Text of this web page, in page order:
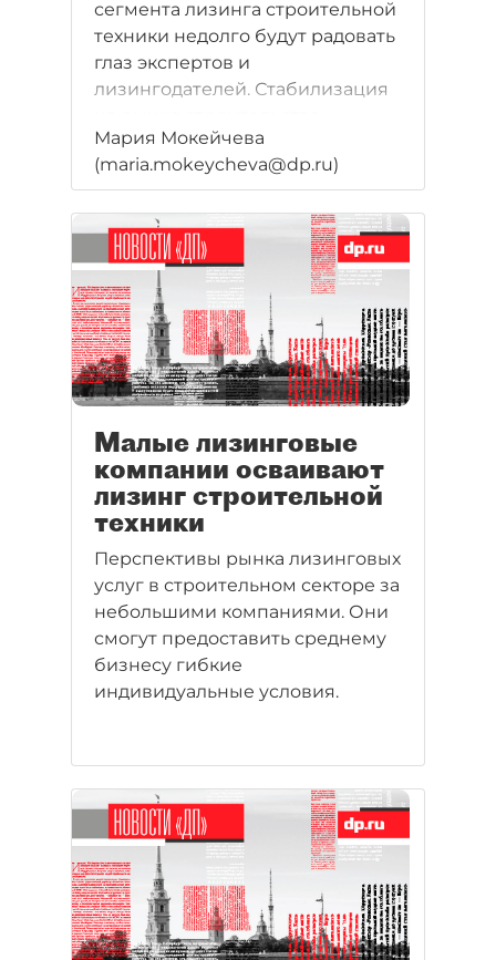
сегмента лизинга строительной
техники недолго будут радовать
глаз экспертов и
лизингодателей. Стабилизация
уменьшит показатели роста и в
лизинге.
Мария Мокейчева
(maria.mokeycheva@dp.ru)
Малые лизинговые
компании осваивают
лизинг строительной
техники
Перспективы рынка лизинговых
услуг в строительном секторе за
небольшими компаниями. Они
смогут предоставить среднему
бизнесу гибкие
индивидуальные условия.